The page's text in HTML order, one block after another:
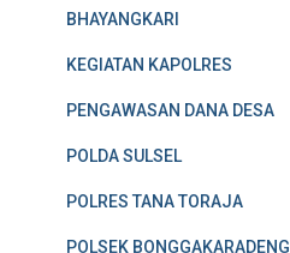
BHAYANGKARI
KEGIATAN KAPOLRES
PENGAWASAN DANA DESA
POLDA SULSEL
POLRES TANA TORAJA
POLSEK BONGGAKARADENG